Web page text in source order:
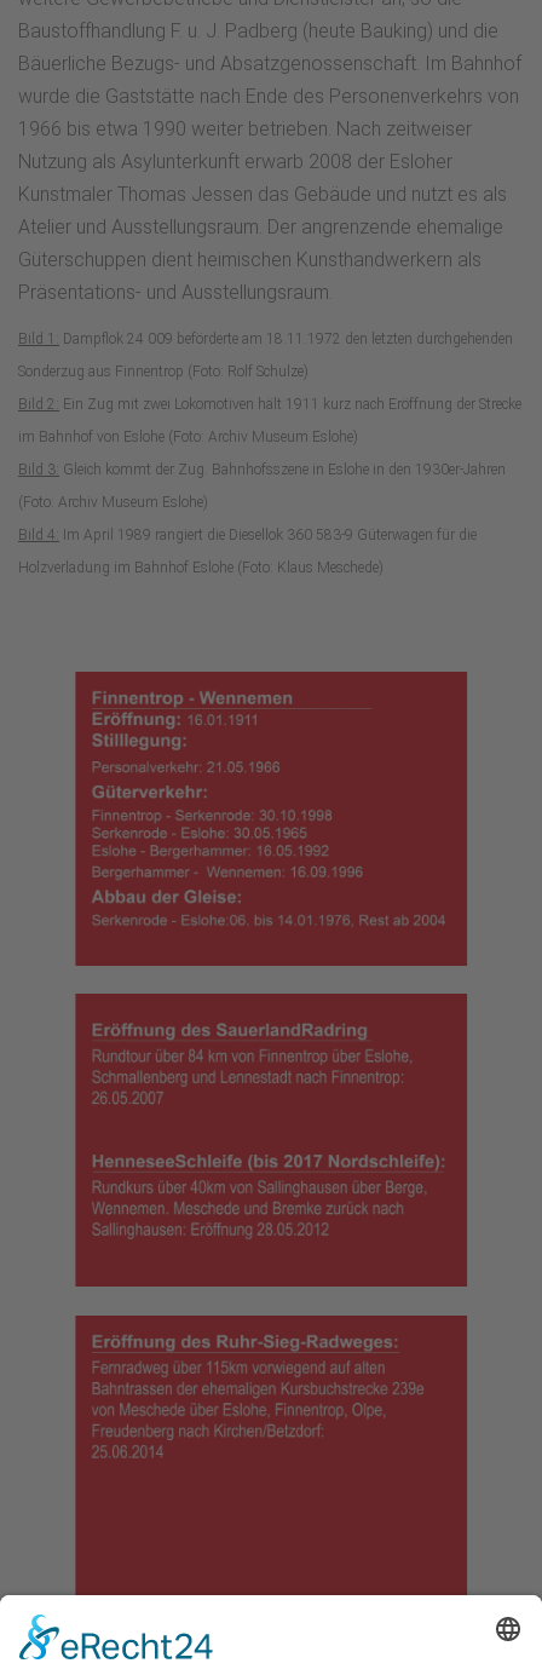
Baustoffhandlung F. u. J. Padberg (heute Bauking) und die
Bäuerliche Bezugs- und Absatzgenossenschaft. Im Bahnhof
wurde die Gaststätte nach Ende des Personenverkehrs von
1966 bis etwa 1990 weiter betrieben. Nach zeitweiser
Nutzung als Asylunterkunft erwarb 2008 der Esloher
Kunstmaler Thomas Jessen das Gebäude und nutzt es als
Atelier und Ausstellungsraum. Der angrenzende ehemalige
Güterschuppen dient heimischen Kunsthandwerkern als
Präsentations- und Ausstellungsraum.
Bild 1:
Dampflok 24 009 beförderte am 18.11.1972 den letzten durchgehenden
Sonderzug aus Finnentrop (Foto: Rolf Schulze)
Bild 2:
Ein Zug mit zwei Lokomotiven hält 1911 kurz nach Eröffnung der Strecke
im Bahnhof von Eslohe (Foto: Archiv Museum Eslohe)
Bild 3: Gleich kommt der Zug. Bahnhofsszene in Eslohe in den 1930er-Jahren
(Foto: Archiv Museum Eslohe)
Bild 4:
Im April 1989 rangiert die Diesellok 360 583-9 Güterwagen für die
Holzverladung im Bahnhof Eslohe (Foto: Klaus Meschede)